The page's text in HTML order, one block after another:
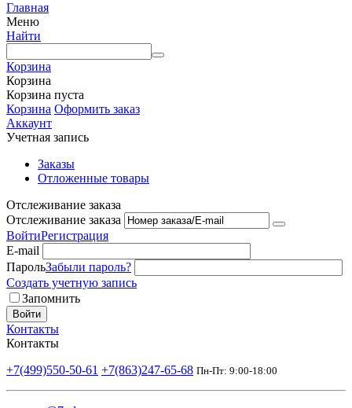
Главная
Меню
Найти
Корзина
Корзина
Корзина пуста
Корзина Оформить заказ
Аккаунт
Учетная запись
Заказы
Отложенные товары
Отслеживание заказа
Отслеживание заказа
ВойтиРегистрация
E-mail
ПарольЗабыли пароль?
Создать учетную запись
Запомнить
Войти
Контакты
Контакты
+7(499)550-50-61 +7(863)247-65-68 Пн-Пт: 9:00-18:00